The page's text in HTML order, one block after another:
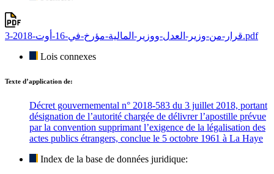
قرار-من-وزير-العدل-ووزير-المالية-مؤرخ-في-16-أوت-2018-3.pdf
Lois connexes
Texte d’application de:
Décret gouvernemental n° 2018-583 du 3 juillet 2018, portant
désignation de l’autorité chargée de délivrer l’apostille prévue
par la convention supprimant l’exigence de la légalisation des
actes publics étrangers, conclue le 5 octobre 1961 à La Haye
Index de la base de données juridique: